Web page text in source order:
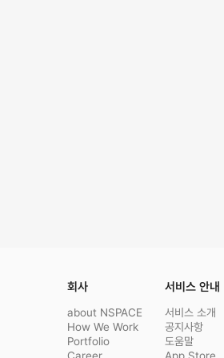
회사
about NSPACE
How We Work
Portfolio
서비스 안내
서비스 소개
공지사항
도움말